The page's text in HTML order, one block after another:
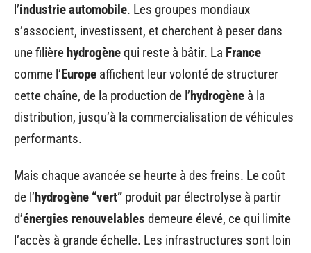
l’industrie automobile. Les groupes mondiaux
s’associent, investissent, et cherchent à peser dans
une filière hydrogènequi reste à bâtir. La France
comme l’Europe affichent leur volonté de structurer
cette chaîne, de la production de l’hydrogène à la
distribution, jusqu’à la commercialisation de véhicules
performants.
Mais chaque avancée se heurte à des freins. Le coût
de l’hydrogène “vert” produit par électrolyse à partir
d’énergies renouvelables demeure élevé, ce qui limite
l’accès à grande échelle. Les infrastructures sont loin